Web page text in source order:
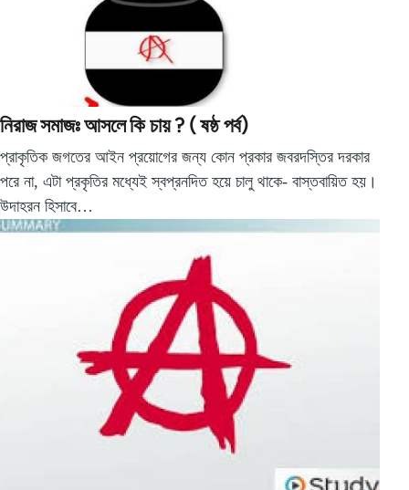
নিরাজ সমাজঃ আসলে কি চায় ? ( ষষ্ঠ পর্ব)
প্রাকৃতিক জগতের আইন প্রয়োগের জন্য কোন প্রকার জবরদস্তির দরকার
পরে না, এটা প্রকৃতির মধ্যেই স্বপ্রনদিত হয়ে চালু থাকে- বাস্তবায়িত হয়।
উদাহরন হিসাবে…